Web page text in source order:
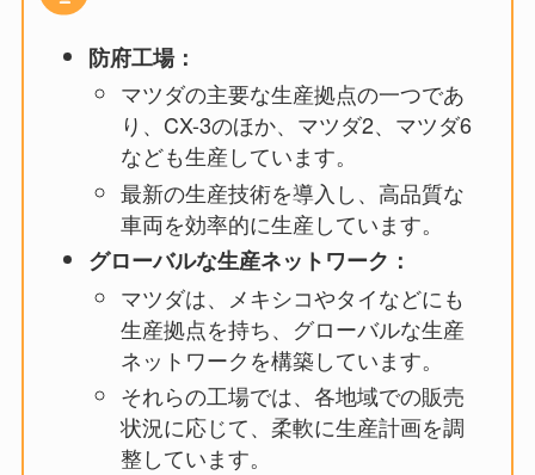
防府工場：
マツダの主要な生産拠点の一つであ
り、CX-3のほか、マツダ2、マツダ6
なども生産しています。
最新の生産技術を導入し、高品質な
車両を効率的に生産しています。
グローバルな生産ネットワーク：
マツダは、メキシコやタイなどにも
生産拠点を持ち、グローバルな生産
ネットワークを構築しています。
それらの工場では、各地域での販売
状況に応じて、柔軟に生産計画を調
整しています。